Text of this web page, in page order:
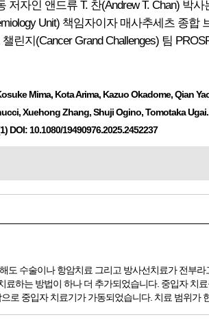
자인 앤드류 T. 찬(Andrew T. Chan) 박
Unit) 책임자이자 매사추세츠 종합
지(Cancer Grand Challenges) 팀
Mima, Kota Arima, Kazuo Okadome, Qian
Xuehong Zhang, Shuji Ogino, Tomotaka
10.1080/19490976.2025.2452237
도 수술이나 항암치료 그리고 방사선치료가 전부
하는 방법이 하나 더 추가되었습니다. 중입자 치
중입자 치료기가 가동되었습니다. 치료 범위가